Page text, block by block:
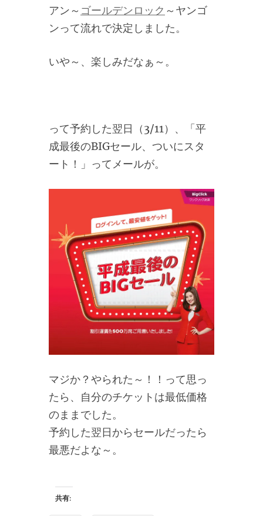
アン～ ゴールデンロック ～ヤンゴ
ンって流れで決定しました。
いや～、楽しみだなぁ～。
って予約した翌日（3/11）、「平
成最後のBIGセール、ついにスタ
ート！」ってメールが。
マジか？やられた～！！って思っ
たら、自分のチケットは最低価格
のままでした。
予約した翌日からセールだったら
最悪だよな～。
共有: